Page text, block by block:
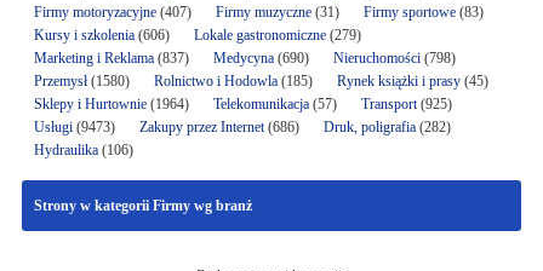
Firmy motoryzacyjne(407) Firmy muzyczne(31) Firmy sportowe(83)
Kursy i szkolenia(606) Lokale gastronomiczne(279)
Marketing i Reklama(837) Medycyna(690) Nieruchomości(798)
Przemysł(1580) Rolnictwo i Hodowla(185) Rynek książki i prasy(45)
Sklepy i Hurtownie(1964) Telekomunikacja(57) Transport(925)
Usługi(9473) Zakupy przez Internet(686) Druk, poligrafia(282)
Hydraulika(106)
Strony w kategorii Firmy wg branż